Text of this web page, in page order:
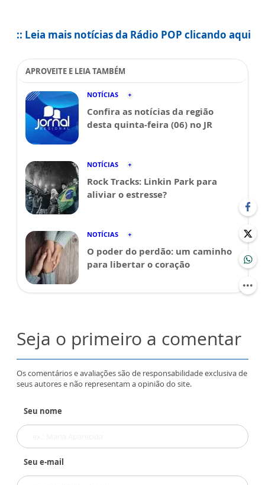
:: Leia mais notícias da Rádio POP clicando aqui
APROVEITE E LEIA TAMBÉM
NOTÍCIAS
Confira as notícias da região
desta quinta-feira (06) no JR
NOTÍCIAS
Rock Tracks: Linkin Park para
aliviar o estresse?
NOTÍCIAS
O poder do perdão: um caminho
para libertar o coração
Seja o primeiro a comentar
Os comentários e avaliações são de responsabilidade exclusiva de
seus autores e não representam a opinião do site.
Seu nome
Seu e-mail